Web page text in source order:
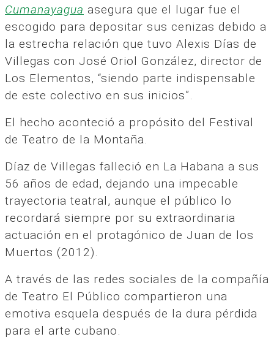
Cumanayagua asegura que el lugar fue el
escogido para depositar sus cenizas debido a
la estrecha relación que tuvo Alexis Días de
Villegas con José Oriol González, director de
Los Elementos, “siendo parte indispensable
de este colectivo en sus inicios”.
El hecho aconteció a propósito del Festival
de Teatro de la Montaña.
Díaz de Villegas falleció en La Habana a sus
56 años de edad, dejando una impecable
trayectoria teatral, aunque el público lo
recordará siempre por su extraordinaria
actuación en el protagónico de Juan de los
Muertos (2012).
A través de las redes sociales de la compañía
de Teatro El Público compartieron una
emotiva esquela después de la dura pérdida
para el arte cubano.